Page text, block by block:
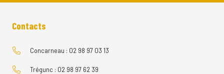
Contacts
Concarneau : 02 98 97 03 13
Trégunc : 02 98 97 62 39